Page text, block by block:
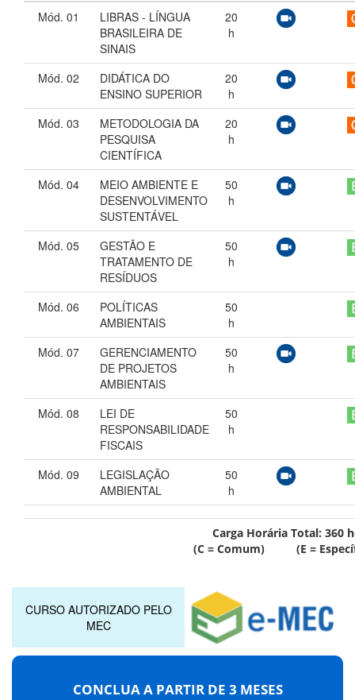
Mód. 01
LIBRAS - LÍNGUA
BRASILEIRA DE
SINAIS
20
h
Mód. 02
DIDÁTICA DO
ENSINO SUPERIOR
20
h
Mód. 03
METODOLOGIA DA
PESQUISA
CIENTÍFICA
20
h
Mód. 04
MEIO AMBIENTE E
DESENVOLVIMENTO
SUSTENTÁVEL
50
h
Mód. 05
GESTÃO E
TRATAMENTO DE
RESÍDUOS
50
h
Mód. 06
POLÍTICAS
AMBIENTAIS
50
h
Mód. 07
GERENCIAMENTO
DE PROJETOS
AMBIENTAIS
50
h
Mód. 08
LEI DE
RESPONSABILIDADE
FISCAIS
50
h
Mód. 09
LEGISLAÇÃO
AMBIENTAL
50
h
Carga Horária Total: 360
(C = Comum) (E =
CURSO AUTORIZADO PELO
MEC
CONCLUA A PARTIR DE 3 MESES